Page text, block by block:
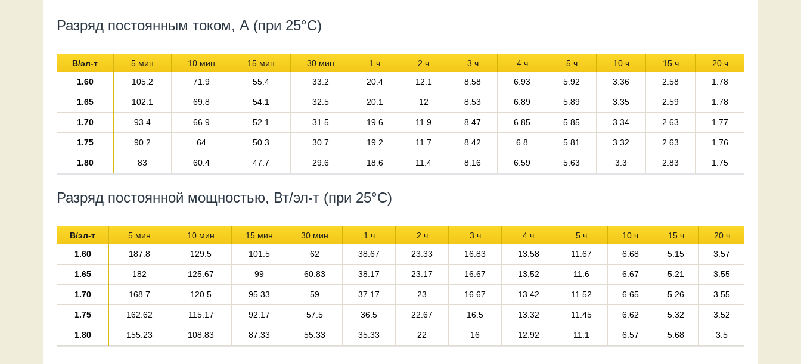
Разряд постоянным током, А (при 25°С)
В/эл-т 5 мин 10 мин 15 мин 30 мин 1 ч 2 ч 3 ч 4 ч 5 ч 10 ч 15 ч
20 ч
1.60
105.2 71.9 55.4 33.2 20.4 12.1 8.58 6.93 5.92 3.36 2.58 1.78
1.65 102.1 69.8 54.1 32.5 20.1 12 8.53 6.89 5.89 3.35 2.59 1.78
1.70 93.4 66.9 52.1 31.5 19.6 11.9 8.47 6.85 5.85 3.34 2.63 1.77
1.75 90.2 64 50.3 30.7 19.2 11.7 8.42 6.8 5.81 3.32 2.63 1.76
1.80 83 60.4 47.7 29.6 18.6 11.4 8.16 6.59 5.63 3.3 2.83 1.75
Разряд постоянной мощностью, Вт/эл-т (при 25°С)
В/эл-т 5 мин 10 мин 15 мин 30 мин 1 ч 2 ч 3 ч 4 ч 5 ч 10 ч 15 ч
20 ч
1.60
187.8 129.5 101.5 62 38.67 23.33 16.83 13.58 11.67 6.68 5.15 3.57
1.65 182 125.67 99 60.83 38.17 23.17 16.67 13.52 11.6 6.67 5.21 3.55
1.70 168.7 120.5 95.33 59 37.17 23 16.67 13.42 11.52 6.65 5.26 3.55
1.75 162.62 115.17 92.17 57.5 36.5 22.67 16.5 13.32 11.45 6.62 5.32 3.52
1.80 155.23 108.83 87.33 55.33 35.33 22 16 12.92 11.1 6.57 5.68 3.5